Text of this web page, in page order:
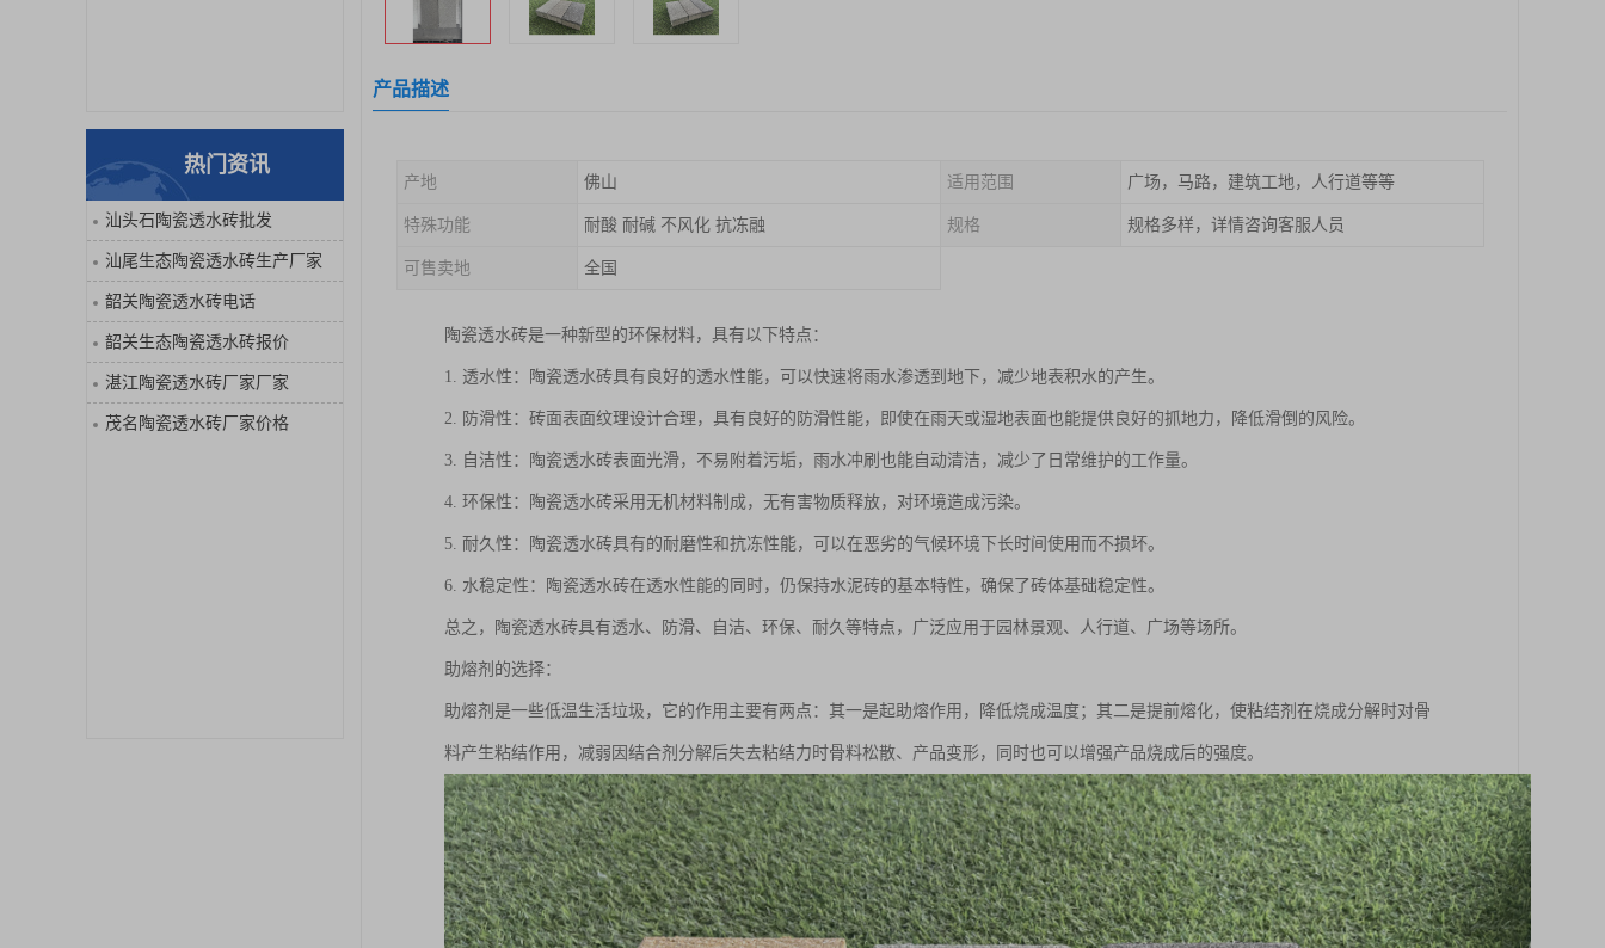
热门资讯
汕头石陶瓷透水砖批发
汕尾生态陶瓷透水砖生产厂家
韶关陶瓷透水砖电话
韶关生态陶瓷透水砖报价
湛江陶瓷透水砖厂家厂家
茂名陶瓷透水砖厂家价格
产品描述
产地 佛山 适用范围 广场，马路，建筑工地，人行道等等
特殊功能 耐酸 耐碱 不风化 抗冻融 规格 规格多样，详情咨询客服人员
可售卖地 全国
陶瓷透水砖是一种新型的环保材料，具有以下特点：
1. 透水性：陶瓷透水砖具有良好的透水性能，可以快速将雨水渗透到地下，减少地表积水的产生。
2. 防滑性：砖面表面纹理设计合理，具有良好的防滑性能，即使在雨天或湿地表面也能提供良好的抓地力，降低滑倒的风险。
3. 自洁性：陶瓷透水砖表面光滑，不易附着污垢，雨水冲刷也能自动清洁，减少了日常维护的工作量。
4. 环保性：陶瓷透水砖采用无机材料制成，无有害物质释放，对环境造成污染。
5. 耐久性：陶瓷透水砖具有的耐磨性和抗冻性能，可以在恶劣的气候环境下长时间使用而不损坏。
6. 水稳定性：陶瓷透水砖在透水性能的同时，仍保持水泥砖的基本特性，确保了砖体基础稳定性。
总之，陶瓷透水砖具有透水、防滑、自洁、环保、耐久等特点，广泛应用于园林景观、人行道、广场等场所。
助熔剂的选择：
助熔剂是一些低温生活垃圾，它的作用主要有两点：其一是起助熔作用，降低烧成温度；其二是提前熔化，使粘结剂在烧成分解时对骨
料产生粘结作用，减弱因结合剂分解后失去粘结力时骨料松散、产品变形，同时也可以增强产品烧成后的强度。